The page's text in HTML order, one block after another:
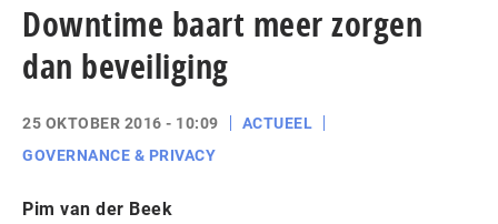
Downtime baart meer zorgen
dan beveiliging
25 OKTOBER 2016 - 10:09
ACTUEEL
GOVERNANCE & PRIVACY
Pim van der Beek